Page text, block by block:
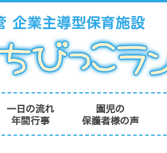
一日の流れ
年間行事
園児の
保護者様の声